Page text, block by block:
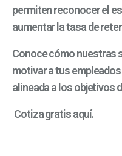
permiten reconocer el
aumentar la tasa de
Conoce cómo nuestras
motivar a tus
alineada a los objetivos
Cotiza gratis aquí.